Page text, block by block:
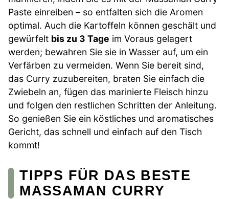
Paste einreiben – so entfalten sich die Aromen
optimal. Auch die Kartoffeln können geschält und
gewürfelt bis zu 3 Tage im Voraus gelagert
werden; bewahren Sie sie in Wasser auf, um ein
Verfärben zu vermeiden. Wenn Sie bereit sind,
das Curry zuzubereiten, braten Sie einfach die
Zwiebeln an, fügen das marinierte Fleisch hinzu
und folgen den restlichen Schritten der Anleitung.
So genießen Sie ein köstliches und aromatisches
Gericht, das schnell und einfach auf den Tisch
kommt!
TIPPS FÜR DAS BESTE
MASSAMAN CURRY